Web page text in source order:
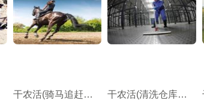
干农活(骑马追赶动物) 干农活(清洗仓库，重活)